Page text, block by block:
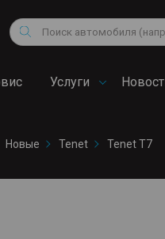
Поиск
Услуги
Новые Tenet Tenet T7